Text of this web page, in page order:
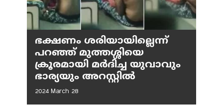
ഭക്ഷണം ശരിയായില്ലെന്ന്
പറഞ്ഞ് മുത്തശ്ശിയെ
ക്രൂരമായി മര്‍ദിച്ച യുവാവും
ഭാര്യയും അറസ്റ്റില്‍
2024 March 28